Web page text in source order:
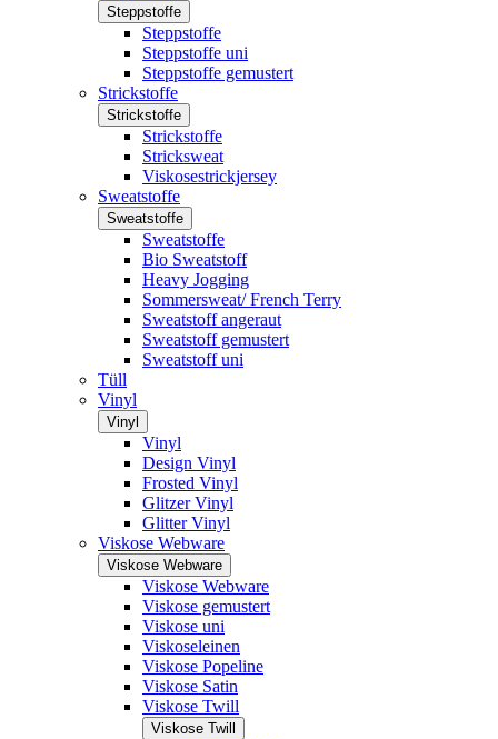
Steppstoffe
Steppstoffe
Steppstoffe uni
Steppstoffe gemustert
Strickstoffe
Strickstoffe
Strickstoffe
Stricksweat
Viskosestrickjersey
Sweatstoffe
Sweatstoffe
Sweatstoffe
Bio Sweatstoff
Heavy Jogging
Sommersweat/ French Terry
Sweatstoff angeraut
Sweatstoff gemustert
Sweatstoff uni
Tüll
Vinyl
Vinyl
Vinyl
Design Vinyl
Frosted Vinyl
Glitzer Vinyl
Glitter Vinyl
Viskose Webware
Viskose Webware
Viskose Webware
Viskose gemustert
Viskose uni
Viskoseleinen
Viskose Popeline
Viskose Satin
Viskose Twill
Viskose Twill